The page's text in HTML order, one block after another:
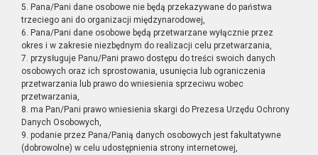
5. Pana/Pani dane osobowe nie będą przekazywane do państwa
trzeciego ani do organizacji międzynarodowej,
6. Pana/Pani dane osobowe będą przetwarzane wyłącznie przez
okres i w zakresie niezbędnym do realizacji celu przetwarzania,
7. przysługuje Panu/Pani prawo dostępu do treści swoich danych
osobowych oraz ich sprostowania, usunięcia lub ograniczenia
przetwarzania lub prawo do wniesienia sprzeciwu wobec
przetwarzania,
8. ma Pan/Pani prawo wniesienia skargi do Prezesa Urzędu Ochrony
Danych Osobowych,
9. podanie przez Pana/Panią danych osobowych jest fakultatywne
(dobrowolne) w celu udostępnienia strony internetowej,